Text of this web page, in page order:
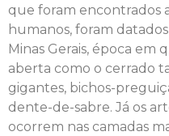
que foram encontrados
humanos, foram
Minas Gerais, época em
aberta como o cerrado
gigantes, bichos-
dente-de-sabre. Já os
ocorrem nas camadas